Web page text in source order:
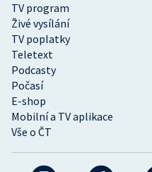
TV program
Živé vysílání
TV poplatky
Teletext
Podcasty
Počasí
E-shop
Mobilní a TV aplikace
Vše o ČT